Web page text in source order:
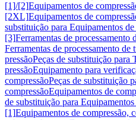
[1]/[2]Equipamentos de
[2XL]Equipamentos de
substituição para Equipamentos
[3]Ferramentas de processamento
Ferramentas de processamento de
pressãoPeças de substituição para
pressãoEquipamento para
compressãoPeças de substituição
compressãoEquipamentos de
de substituição para
[1]Equipamentos de compressão,